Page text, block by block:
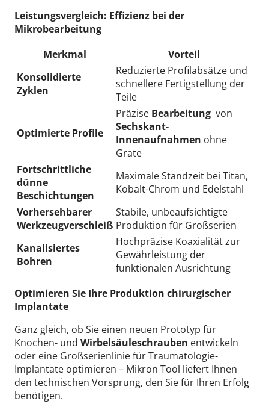
Leistungsvergleich: Effizienz bei der
Mikrobearbeitung
Merkmal
Vorteil
Konsolidierte
Zyklen
Reduzierte Profilabsätze und
schnellere Fertigstellung der
Teile
Optimierte Profile
Präzise Bearbeitung von
Sechskant-
Innenaufnahmen ohne
Grate
Fortschrittliche
dünne
Beschichtungen
Maximale Standzeit bei Titan,
Kobalt-Chrom und Edelstahl
Vorhersehbarer
Werkzeugverschleiß
Stabile, unbeaufsichtigte
Produktion für Großserien
Kanalisiertes
Bohren
Hochpräzise Koaxialität zur
Gewährleistung der
funktionalen Ausrichtung
Optimieren Sie Ihre Produktion chirurgischer
Implantate
Ganz gleich, ob Sie einen neuen Prototyp für
Knochen- und Wirbelsäuleschrauben entwickeln
oder eine Großserienlinie für Traumatologie-
Implantate optimieren – Mikron Tool liefert Ihnen
den technischen Vorsprung, den Sie für Ihren Erfolg
benötigen.